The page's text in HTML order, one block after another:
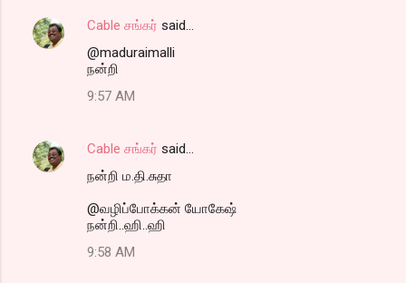
Cable சங்கர் said…
@maduraimalli
நன்றி
9:57 AM
Cable சங்கர் said…
நன்றி ம.தி.சுதா
@வழிப்போக்கன் யோகேஷ்
நன்றி..ஹி..ஹி
9:58 AM